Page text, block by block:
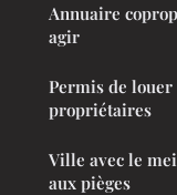
Annuaire
agir
Permis de
propriétaires
Ville avec le
aux pièges